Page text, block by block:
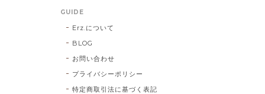
GUIDE
Erz.について
BLOG
お問い合わせ
プライバシーポリシー
特定商取引法に基づく表記